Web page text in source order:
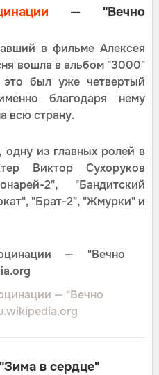
— "Вечно
в фильме Алексея
вошла в альбом "3000"
был уже четвертый
благодаря нему
всю страну.
из главных ролей в
Виктор Сухоруков
2", "Бандитский
"Брат-2", "Жмурки" и
— "Вечно
в сердце"